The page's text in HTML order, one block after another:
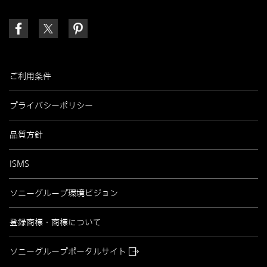
ご利用条件
プライバシーポリシー
品質方針
ISMS
ソニーグループ環境ビジョン
登録商標・商標について
ソニーグループポータルサイト